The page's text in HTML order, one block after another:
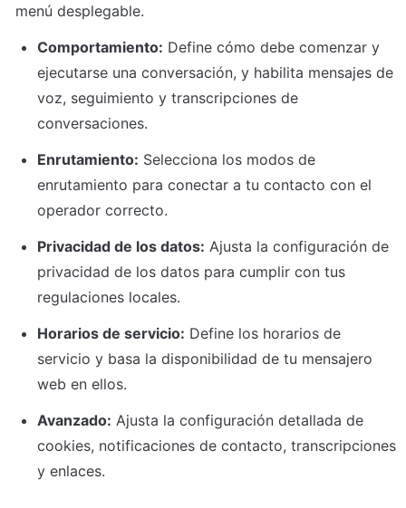
menú desplegable.
Comportamiento: Define cómo debe comenzar y
ejecutarse una conversación, y habilita mensajes de
voz, seguimiento y transcripciones de
conversaciones.
Enrutamiento: Selecciona los modos de
enrutamiento para conectar a tu contacto con el
operador correcto.
Privacidad de los datos: Ajusta la configuración de
privacidad de los datos para cumplir con tus
regulaciones locales.
Horarios de servicio: Define los horarios de
servicio y basa la disponibilidad de tu mensajero
web en ellos.
Avanzado: Ajusta la configuración detallada de
cookies, notificaciones de contacto, transcripciones
y enlaces.